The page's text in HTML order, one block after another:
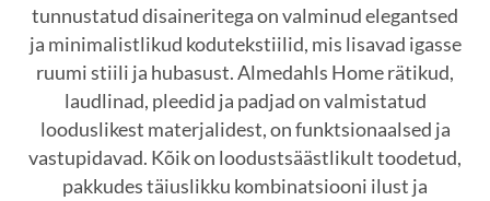
tunnustatud disaineritega on valminud elegantsed
ja minimalistlikud kodutekstiilid, mis lisavad igasse
ruumi stiili ja hubasust. Almedahls Home rätikud,
laudlinad, pleedid ja padjad on valmistatud
looduslikest materjalidest, on funktsionaalsed ja
vastupidavad. Kõik on loodustsäästlikult toodetud,
pakkudes täiuslikku kombinatsiooni ilust ja